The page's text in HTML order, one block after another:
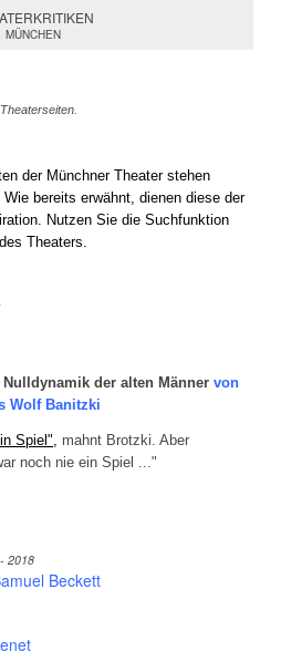
MÜNCHEN
der Münchner Theater stehen
bereits erwähnt, dienen diese der
Nutzen Sie die Suchfunktion
Theaters.
der alten Männer von
Wolf Banitzki
Spiel", mahnt Brotzki. Aber
noch nie ein Spiel ..."
2018
Beckett